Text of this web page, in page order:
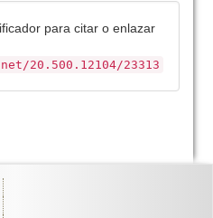
para citar o enlazar
20.500.12104/23313